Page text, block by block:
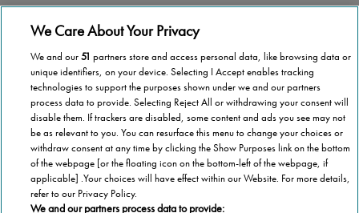
dalle 8.00 alle 20.00. Vi aspettiamo! A presto!
We Care About Your Privacy
We and our51 partners store and access personal data, like browsing data or
unique identifiers, on your device. Selecting I Accept enables tracking
technologies to support the purposes shown under we and our partners
process data to provide. Selecting Reject All or withdrawing your consent will
disable them. If trackers are disabled, some content and ads you see may not
be as relevant to you. You can resurface this menu to change your choices or
withdraw consent at any time by clicking the Show Purposes link on the bottom
of the webpage [or the floating icon on the bottom-left of the webpage, if
applicable] .Your choices will have effect within our Website. For more details,
refer to our Privacy Policy.
We and our partners process data to provide: